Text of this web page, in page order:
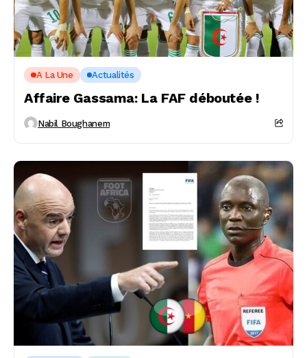
A La Une Actualités
Affaire Gassama: La FAF déboutée !
Nabil Boughanem